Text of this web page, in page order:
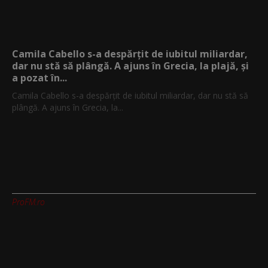
Camila Cabello s-a despărțit de iubitul miliardar,
dar nu stă să plângă. A ajuns în Grecia, la plajă, și
a pozat în...
Camila Cabello s-a despărțit de iubitul miliardar, dar nu stă să
plângă. A ajuns în Grecia, la...
ProFM.ro